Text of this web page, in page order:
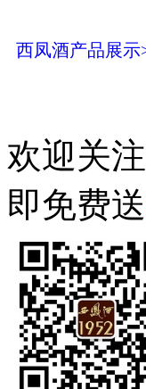
西凤酒产品展示
欢迎关
即免费送